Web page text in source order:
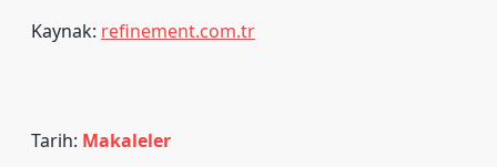
Kaynak: refinement.com.tr
Tarih: Makaleler